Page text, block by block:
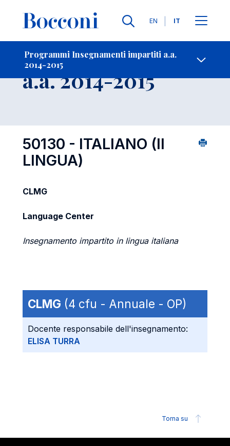
Lingue
EN IT
Programmi Insegnamenti impartiti a.a.
2014-2015
-
Insegnamento
a.a. 2014-2015
50130 - ITALIANO (II
LINGUA)
CLMG
Language Center
Insegnamento impartito in lingua italiana
CLMG (4 cfu - Annuale - OP)
Docente responsabile dell'insegnamento:
ELISA TURRA
Torna su